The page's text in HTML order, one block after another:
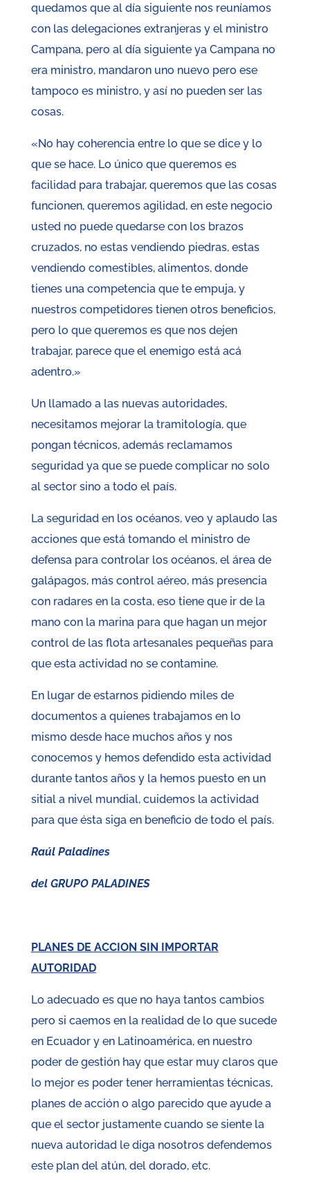
quedamos que al día siguiente nos reuníamos
con las delegaciones extranjeras y el ministro
Campana, pero al día siguiente ya Campana no
era ministro, mandaron uno nuevo pero ese
tampoco es ministro, y así no pueden ser las
cosas.
«No hay coherencia entre lo que se dice y lo
que se hace. Lo único que queremos es
facilidad para trabajar, queremos que las cosas
funcionen, queremos agilidad, en este negocio
usted no puede quedarse con los brazos
cruzados, no estas vendiendo piedras, estas
vendiendo comestibles, alimentos, donde
tienes una competencia que te empuja, y
nuestros competidores tienen otros beneficios,
pero lo que queremos es que nos dejen
trabajar, parece que el enemigo está acá
adentro.»
Un llamado a las nuevas autoridades,
necesitamos mejorar la tramitología, que
pongan técnicos, además reclamamos
seguridad ya que se puede complicar no solo
al sector sino a todo el país.
La seguridad en los océanos, veo y aplaudo las
acciones que está tomando el ministro de
defensa para controlar los océanos, el área de
galápagos, más control aéreo, más presencia
con radares en la costa, eso tiene que ir de la
mano con la marina para que hagan un mejor
control de las flota artesanales pequeñas para
que esta actividad no se contamine.
En lugar de estarnos pidiendo miles de
documentos a quienes trabajamos en lo
mismo desde hace muchos años y nos
conocemos y hemos defendido esta actividad
durante tantos años y la hemos puesto en un
sitial a nivel mundial, cuidemos la actividad
para que ésta siga en beneficio de todo el país.
Raúl Paladines
del GRUPO PALADINES
PLANES DE ACCION SIN IMPORTAR
AUTORIDAD
Lo adecuado es que no haya tantos cambios
pero si caemos en la realidad de lo que sucede
en Ecuador y en Latinoamérica, en nuestro
poder de gestión hay que estar muy claros que
lo mejor es poder tener herramientas técnicas,
planes de acción o algo parecido que ayude a
que el sector justamente cuando se siente la
nueva autoridad le diga nosotros defendemos
este plan del atún, del dorado, etc.